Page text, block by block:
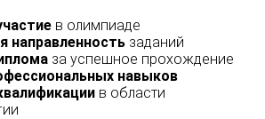
в олимпиаде
направленность заданий
за успешное прохождение
навыков
в области